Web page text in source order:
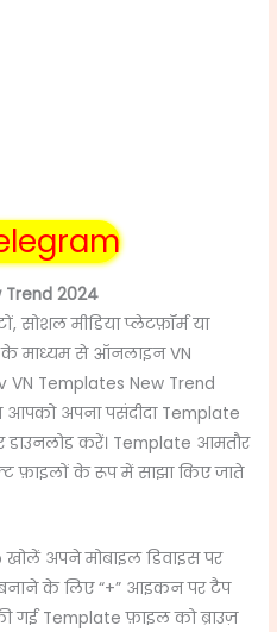
Trend 2024
सोशल मीडिया प्लेटफ़ॉर्म या
माध्यम से ऑनलाइन VN
Templates New Trend
अपना पसंदीदा Template
डाउनलोड करें। Template आमतौर
फ़ाइलों के रूप में साझा किए जाते
अपने मोबाइल डिवाइस पर
के लिए “+” आइकन पर टैप
गई Template फ़ाइल को ब्राउज़